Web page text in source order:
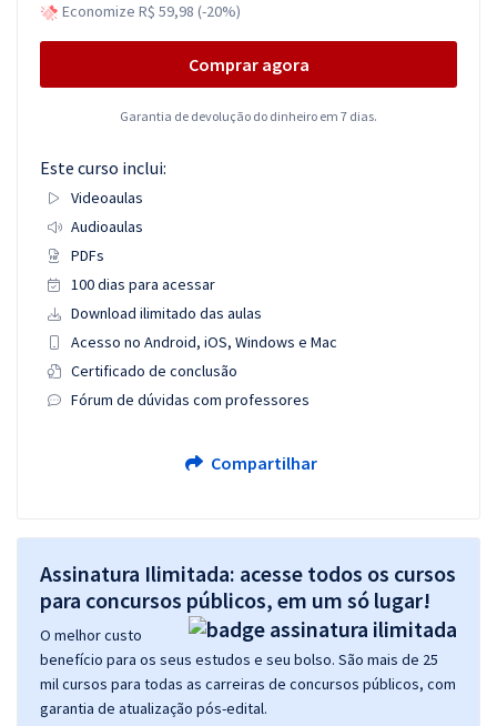
Economize R$ 59,98 (-20%)
Comprar agora
Garantia de devolução do dinheiro em 7 dias.
Este curso inclui:
Videoaulas
Audioaulas
PDFs
100 dias para acessar
Download ilimitado das aulas
Acesso no Android, iOS, Windows e Mac
Certificado de conclusão
Fórum de dúvidas com professores
Compartilhar
Assinatura Ilimitada: acesse todos os cursos
para concursos públicos, em um só lugar!
O melhor custo
benefício para os seus estudos e seu bolso. São mais de 25
mil cursos para todas as carreiras de concursos públicos, com
garantia de atualização pós-edital.